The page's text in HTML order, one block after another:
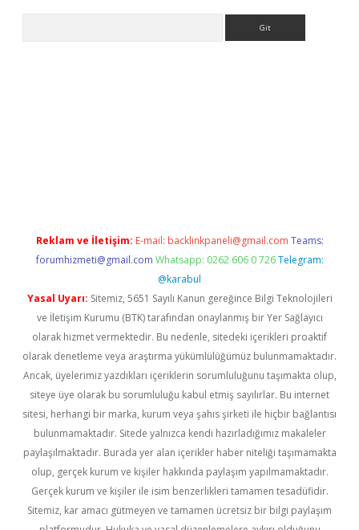
Reklam ve İletişim: E-mail: backlinkpaneli@gmail.com Teams:
forumhizmeti@gmail.com Whatsapp: 0262 606 0 726 Telegram:
@karabul
Yasal Uyarı: Sitemiz, 5651 Sayılı Kanun gereğince Bilgi Teknolojileri
ve İletişim Kurumu (BTK) tarafından onaylanmış bir Yer Sağlayıcı
olarak hizmet vermektedir. Bu nedenle, sitedeki içerikleri proaktif
olarak denetleme veya araştırma yükümlülüğümüz bulunmamaktadır.
Ancak, üyelerimiz yazdıkları içeriklerin sorumluluğunu taşımakta olup,
siteye üye olarak bu sorumluluğu kabul etmiş sayılırlar. Bu internet
sitesi, herhangi bir marka, kurum veya şahıs şirketi ile hiçbir bağlantısı
bulunmamaktadır. Sitede yalnızca kendi hazırladığımız makaleler
paylaşılmaktadır. Burada yer alan içerikler haber niteliği taşımamakta
olup, gerçek kurum ve kişiler hakkında paylaşım yapılmamaktadır.
Gerçek kurum ve kişiler ile isim benzerlikleri tamamen tesadüfidir.
Sitemiz, kar amacı gütmeyen ve tamamen ücretsiz bir bilgi paylaşım